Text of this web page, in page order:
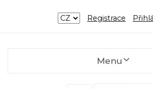
Registrace
Menu